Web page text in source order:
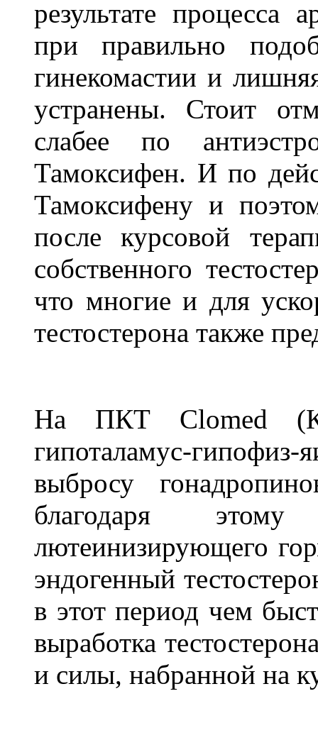
результате процесса
при правильно
гинекомастии и
устранены. Стоит
слабее по
Тамоксифен. И по
Тамоксифену и
после курсовой
собственного
что многие и для
тестостерона также
На ПКТ Clomed
гипоталамус-
выбросу
благодаря этому
лютеинизирующего
эндогенный
в этот период чем
выработка
и силы, набранной на